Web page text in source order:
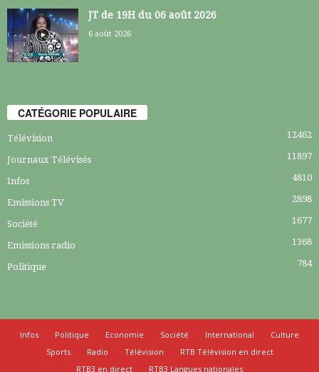
JT de 19H du 06 août 2026
6 août 2026
CATÉGORIE POPULAIRE
Télévision 12462
Journaux Télévisés 11897
Infos 4810
Emissions TV 2898
Société 1677
Emissions radio 1368
Politique 784
Infos Politique Economie Société International
Culture
Sports
Radio Télévision
RTB Télévision en direct
RTB3 en direct
RTB3 Langues nationales